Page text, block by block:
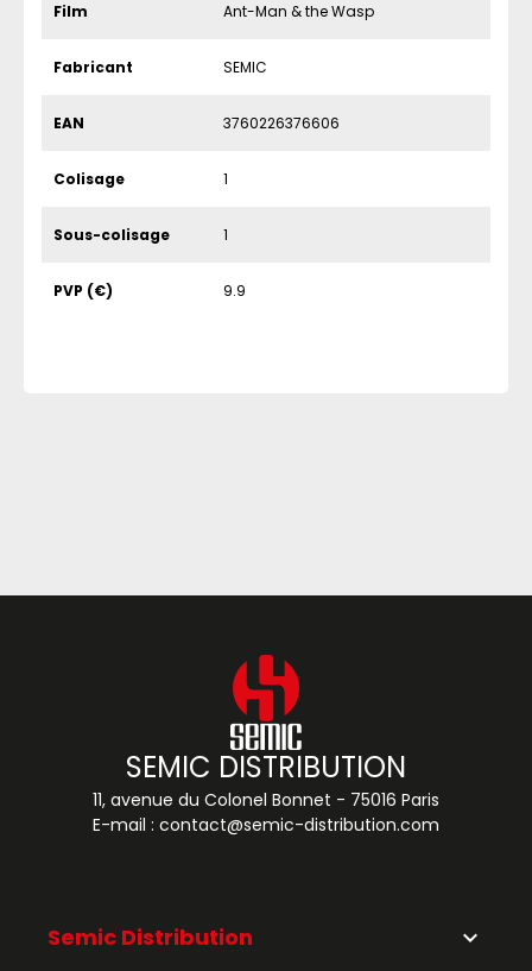
Film Ant-Man & the Wasp
Fabricant SEMIC
EAN 3760226376606
Colisage 1
Sous-colisage 1
PVP (€) 9.9
Semic Distribution keyboard_arrow_down
SEMIC DISTRIBUTION
11, avenue du Colonel Bonnet - 75016 Paris
E-mail : contact@semic-distribution.com